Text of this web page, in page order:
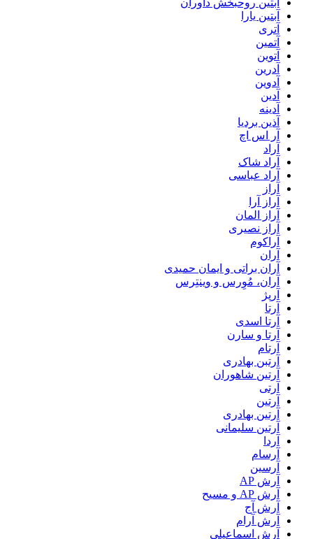
آبتین روحبخش داوران
آبتین یارا
آتری
آتمین
آتوین
آدرین
آدوین
آدین
آدینه
آذین بردیا
آر اس اچ
آراد
آراد شاک
آراد عباسی
آراز
آراز آرا
آراز المان
آراز نصیری
آراکوم
آران
آران براتی و ایمان حمیدی
آران، مُوِرس و وینتِرس
آرپژ
آرتا
آرتا اسدی
آرتا و سارن
آرتام
آرتبن بهادری
آرتين شاهوران
آرتی
آرتین
آرتین بهادری
آرتین سلیمانی
آردا
آرسام
آرسین
آرش AP
آرش AP و مسیح
آرش آج
آرش آرام
آرش اسماعیلی